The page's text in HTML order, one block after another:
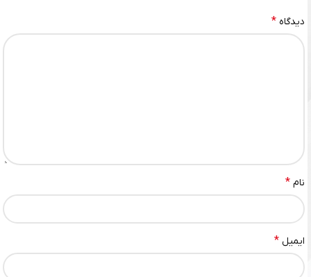
دیدگاه *
نام *
ایمیل *